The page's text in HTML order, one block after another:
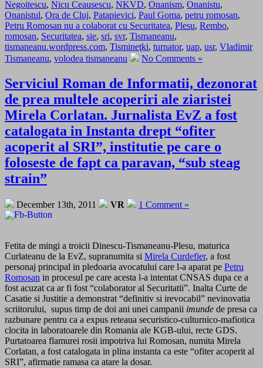
Negoitescu, Nicu Ceausescu, NKVD, Onanism, Onanistu,
Onanistul, Ora de Cluj, Patapievici, Paul Goma, petru romosan,
Petru Romosan nu a colaborat cu Securitatea, Plesu, Rembo,
romosan, Securitatea, sie, sri, svr, Tismaneanu,
tismaneanu.wordpress.com, Tismineţki, turnator, uap, usr, Vladimir
Tismaneanu, volodea tismaneanu No Comments »
Serviciul Roman de Informatii, dezonorat
de prea multele acoperiri ale ziaristei
Mirela Corlatan. Jurnalista EvZ a fost
catalogata in Instanta drept “ofiter
acoperit al SRI”, institutie pe care o
foloseste de fapt ca paravan, “sub steag
strain”
December 13th, 2011 VR 1 Comment »
Fetita de mingi a troicii Dinescu-Tismaneanu-Plesu, maturica
Curlateanu de la EvZ, supranumita si Mirela Curdefier, a fost
personaj principal in pledoaria avocatului care l-a aparat pe Petru
Romosan in procesul pe care acesta l-a intentat CNSAS dupa ce a
fost acuzat ca ar fi fost “colaborator al Securitatii”. Inalta Curte de
Casatie si Justitie a demonstrat “definitiv si irevocabil” nevinovatia
scriitorului, supus timp de doi ani unei campanii imunde de presa ca
razbunare pentru ca a expus reteaua securistico-culturnico-mafiotica
clocita in laboratoarele din Romania ale KGB-ului, recte GDS.
Purtatoarea flamurei rosii impotriva lui Romosan, numita Mirela
Corlatan, a fost catalogata in plina instanta ca este “ofiter acoperit al
SRI”, afirmatie ramasa ca atare la dosar.